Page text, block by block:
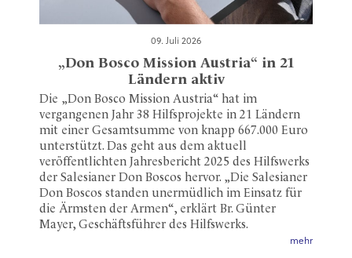
09. Juli 2026
„Don Bosco Mission Austria“ in 21
Ländern aktiv
Die „Don Bosco Mission Austria“ hat im
vergangenen Jahr 38 Hilfsprojekte in 21 Ländern
mit einer Gesamtsumme von knapp 667.000 Euro
unterstützt. Das geht aus dem aktuell
veröffentlichten Jahresbericht 2025 des Hilfswerks
der Salesianer Don Boscos hervor. „Die Salesianer
Don Boscos standen unermüdlich im Einsatz für
die Ärmsten der Armen“, erklärt Br. Günter
Mayer, Geschäftsführer des Hilfswerks.
mehr